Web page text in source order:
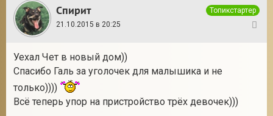
Спирит
Топикстартер
21.10.2015 в 20:25
Уехал Чет в новый дом))
Спасибо Галь за уголочек для малышика и не
только))))
Всё теперь упор на пристройство трёх девочек)))